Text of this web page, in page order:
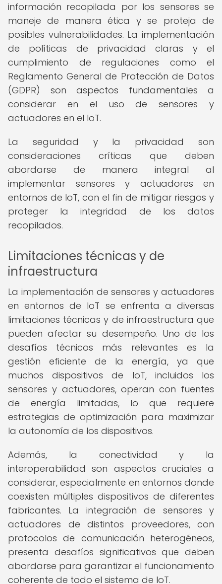
información recopilada por los sensores se
maneje de manera ética y se proteja de
posibles vulnerabilidades. La implementación
de políticas de privacidad claras y el
cumplimiento de regulaciones como el
Reglamento General de Protección de Datos
(GDPR) son aspectos fundamentales a
considerar en el uso de sensores y
actuadores en el IoT.
La seguridad y la privacidad son
consideraciones críticas que deben
abordarse de manera integral al
implementar sensores y actuadores en
entornos de IoT, con el fin de mitigar riesgos y
proteger la integridad de los datos
recopilados.
Limitaciones técnicas y de
infraestructura
La implementación de sensores y actuadores
en entornos de IoT se enfrenta a diversas
limitaciones técnicas y de infraestructura que
pueden afectar su desempeño. Uno de los
desafíos técnicos más relevantes es la
gestión eficiente de la energía, ya que
muchos dispositivos de IoT, incluidos los
sensores y actuadores, operan con fuentes
de energía limitadas, lo que requiere
estrategias de optimización para maximizar
la autonomía de los dispositivos.
Además, la conectividad y la
interoperabilidad son aspectos cruciales a
considerar, especialmente en entornos donde
coexisten múltiples dispositivos de diferentes
fabricantes. La integración de sensores y
actuadores de distintos proveedores, con
protocolos de comunicación heterogéneos,
presenta desafíos significativos que deben
abordarse para garantizar el funcionamiento
coherente de todo el sistema de IoT.